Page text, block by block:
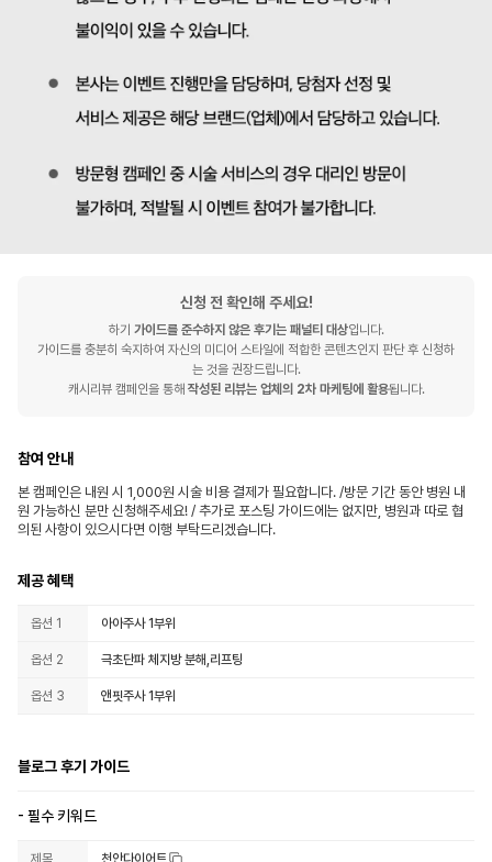
신청 전 확인해 주세요!
하기 가이드를 준수하지 않은 후기는 패널티 대상입니다.
가이드를 충분히 숙지하여 자신의 미디어 스타일에 적합한 콘텐츠인지 판단 후 신청하
는 것을 권장드립니다.
캐시리뷰 캠페인을 통해 작성된 리뷰는 업체의 2차 마케팅에 활용됩니다.
참여 안내
본 캠페인은 내원 시 1,000원 시술 비용 결제가 필요합니다. /방문 기간 동안 병원 내
원 가능하신 분만 신청해주세요! / 추가로 포스팅 가이드에는 없지만, 병원과 따로 협
의된 사항이 있으시다면 이행 부탁드리겠습니다.
제공 혜택
옵션 1 아아주사 1부위
옵션 2 극초단파 체지방 분해,리프팅
옵션 3 앤핏주사 1부위
블로그 후기 가이드
- 필수 키워드